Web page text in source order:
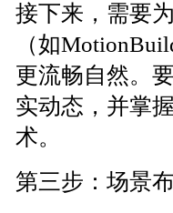
接下来，需要
（如
更流畅自然。
实动态，并掌
术。
第三步：场景